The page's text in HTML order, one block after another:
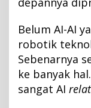
Belum AI-AI
robotik
Sebenarnya
ke banyak
sangat AI